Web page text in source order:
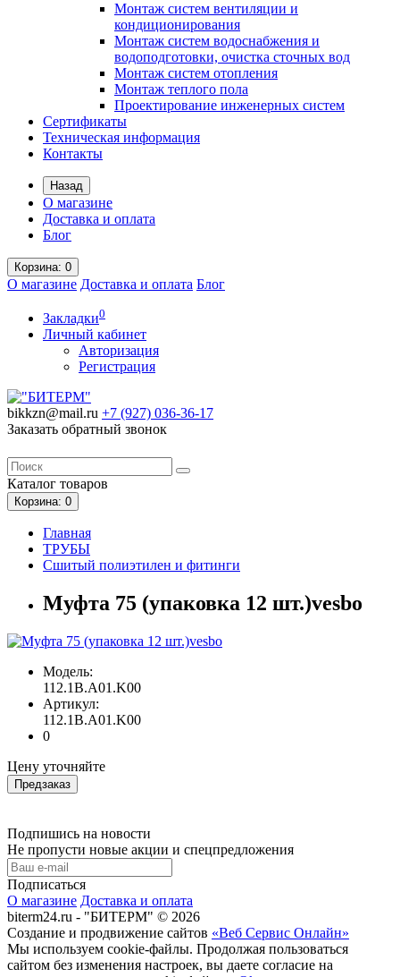
Монтаж систем вентиляции и
кондиционирования
Монтаж систем водоснабжения и
водоподготовки, очистка сточных вод
Монтаж систем отопления
Монтаж теплого пола
Проектирование инженерных систем
Сертификаты
Техническая информация
Контакты
Назад
О магазине
Доставка и оплата
Блог
Корзина: 0
О магазине Доставка и оплата Блог
Закладки0
Личный кабинет
Авторизация
Регистрация
bikkzn@mail.ru +7 (927) 036-36-17
Заказать обратный звонок
Каталог товаров
Корзина: 0
Главная
ТРУБЫ
Сшитый полиэтилен и фитинги
Муфта 75 (упаковка 12 шт.)vesbo
Модель:
112.1B.A01.K00
Артикул:
112.1B.A01.K00
0
Цену уточняйте
Предзаказ
Подпишись на новости
Не пропусти новые акции и спецпредложения
Подписаться
О магазине Доставка и оплата
biterm24.ru - "БИТЕРМ" © 2026
Создание и продвижение сайтов «Веб Сервис Онлайн»
Мы используем cookie-файлы. Продолжая пользоваться
сайтом без изменения настроек, вы даете согласие на